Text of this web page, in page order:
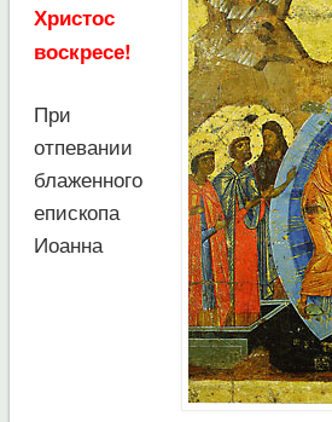
Христос
воскресе!
При
отпевании
блаженного
епископа
Иоанна